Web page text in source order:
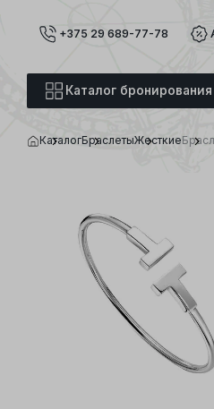
+375 29 689-77-78
Каталог бронирования
КаталогБраслетыЖесткие